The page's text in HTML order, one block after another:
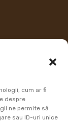
cum ar fi
despre
ne permite să
sau ID-uri unice